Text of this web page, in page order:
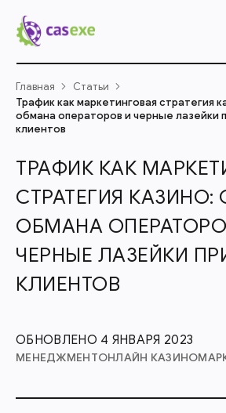
Главная
Статьи
Трафик как маркетинговая стратегия
обмана операторов и черные лазейки
клиентов
ТРАФИК КАК
СТРАТЕГИЯ
ОБМАНА
ЧЕРНЫЕ ЛАЗЕЙКИ
КЛИЕНТОВ
ОБНОВЛЕНО 4 ЯНВАРЯ 2023
МЕНЕДЖМЕНТОНЛАЙН КАЗИНО